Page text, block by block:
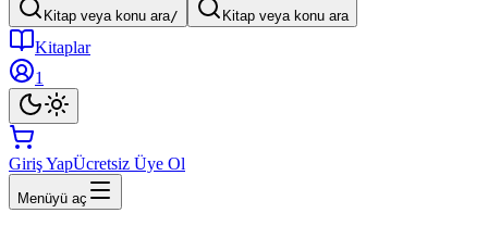
Kitap veya konu ara/ Kitap veya konu ara
Kitaplar
1
Giriş YapÜcretsiz Üye Ol
Menüyü aç